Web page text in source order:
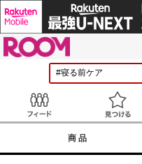
商品